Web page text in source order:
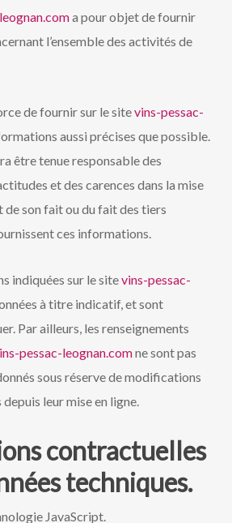
a pour objet de fournir
l’ensemble des activités de
de fournir sur le sitevins-pessac-
aussi précises que possible.
être tenue responsable des
et des carences dans la mise
de son fait ou du fait des tiers
ces informations.
indiquées sur le sitevins-pessac-
à titre indicatif, et sont
Par ailleurs, les renseignements
pessac-leognan.comne sont pas
sous réserve de modifications
leur mise en ligne.
contractuelles
techniques.
JavaScript.